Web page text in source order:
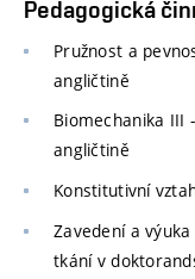
Pedagogická
Pružnost a
angličtině
Biomechanika III
angličtině
Konstitutivní
Zavedení a
tkání v